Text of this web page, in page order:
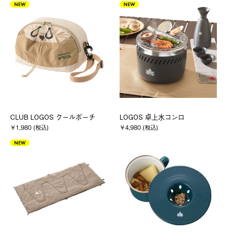
NEW
CLUB LOGOS クールポーチ
￥1,980 (税込)
NEW
LOGOS 卓上水コンロ
￥4,980 (税込)
NEW